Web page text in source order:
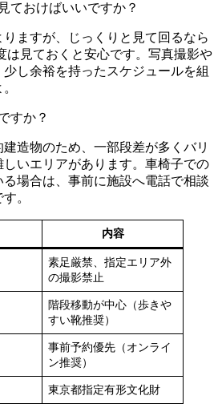
ておけばいいですか？
りますが、じっくりと見て回るなら
は見ておくと安心です。写真撮影や
し余裕を持ったスケジュールを組
すか？
造物のため、一部段差が多くバリ
しいエリアがあります。車椅子での
場合は、事前に施設へ電話で相談
。
内容
素足厳禁、指定エリア外
の撮影禁止
階段移動が中心（歩きや
すい靴推奨）
事前予約優先（オンライ
ン推奨）
東京都指定有形文化財